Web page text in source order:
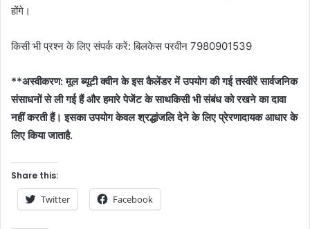
होंगे।
किसी भी प्रश्न के लिए संपर्क करें:बिलकेस परवीन 7980901539
**अस्वीकरण:मूल ब्यूटी क्वीन के इस कैलेंडर में उपयोग की गई तस्वीरें सार्वजनिक
संसाधनों से ली गई हैं और हमारे पेजेंट के साथकिसी भी संबंध को रखने का दावा
नहीं करती हैं। इसका उपयोग केवल श्रद्धांजलि देने के लिए प्रेरणादायक आधार के
लिए किया जाताहै.
Share this:
Twitter Facebook